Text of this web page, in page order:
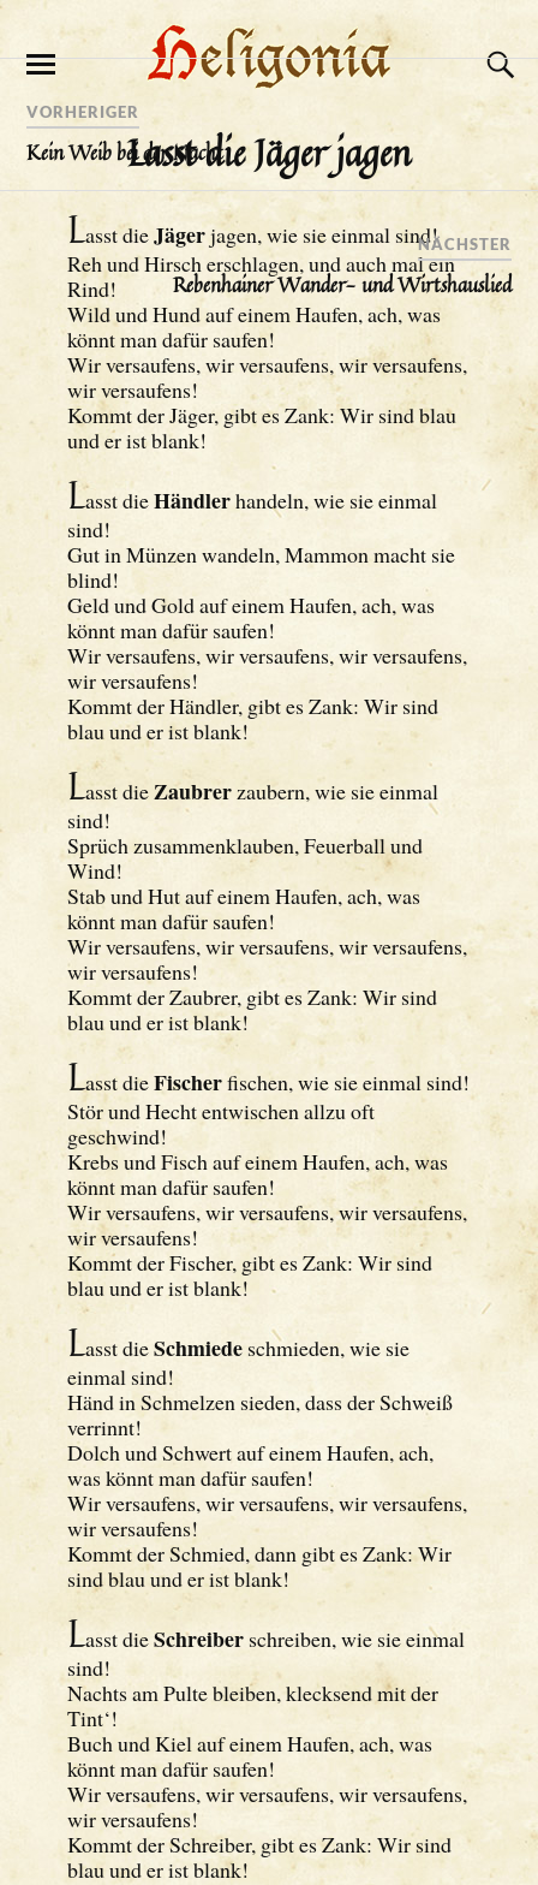
Lasst die Jäger jagen
Lasst dieJägerjagen, wie sie einmal sind!
Reh und Hirsch erschlagen, und auch mal ein
Rind!
Wild und Hund auf einem Haufen, ach, was
könnt man dafür saufen!
Wir versaufens, wir versaufens, wir versaufens,
wir versaufens!
Kommt der Jäger, gibt es Zank: Wir sind blau
und er ist blank!
Lasst dieHändlerhandeln, wie sie einmal
sind!
Gut in Münzen wandeln, Mammon macht sie
blind!
Geld und Gold auf einem Haufen, ach, was
könnt man dafür saufen!
Wir versaufens, wir versaufens, wir versaufens,
wir versaufens!
Kommt der Händler, gibt es Zank: Wir sind
blau und er ist blank!
Lasst dieZaubrerzaubern, wie sie einmal
sind!
Sprüch zusammenklauben, Feuerball und
Wind!
Stab und Hut auf einem Haufen, ach, was
könnt man dafür saufen!
Wir versaufens, wir versaufens, wir versaufens,
wir versaufens!
Kommt der Zaubrer, gibt es Zank: Wir sind
blau und er ist blank!
Lasst dieFischerfischen, wie sie einmal sind!
Stör und Hecht entwischen allzu oft
geschwind!
Krebs und Fisch auf einem Haufen, ach, was
könnt man dafür saufen!
Wir versaufens, wir versaufens, wir versaufens,
wir versaufens!
Kommt der Fischer, gibt es Zank: Wir sind
blau und er ist blank!
Lasst dieSchmiedeschmieden, wie sie
einmal sind!
Händ in Schmelzen sieden, dass der Schweiß
verrinnt!
Dolch und Schwert auf einem Haufen, ach,
was könnt man dafür saufen!
Wir versaufens, wir versaufens, wir versaufens,
wir versaufens!
Kommt der Schmied, dann gibt es Zank: Wir
sind blau und er ist blank!
Lasst dieSchreiberschreiben, wie sie einmal
sind!
Nachts am Pulte bleiben, klecksend mit der
Tint‘!
Buch und Kiel auf einem Haufen, ach, was
könnt man dafür saufen!
Wir versaufens, wir versaufens, wir versaufens,
wir versaufens!
Kommt der Schreiber, gibt es Zank: Wir sind
blau und er ist blank!
VORHERIGER
Kein Weib bei der Nacht
NÄCHSTER
Rebenhainer Wander- und Wirtshauslied